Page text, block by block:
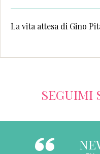
La vita attesa di Gino
SEGUIMI